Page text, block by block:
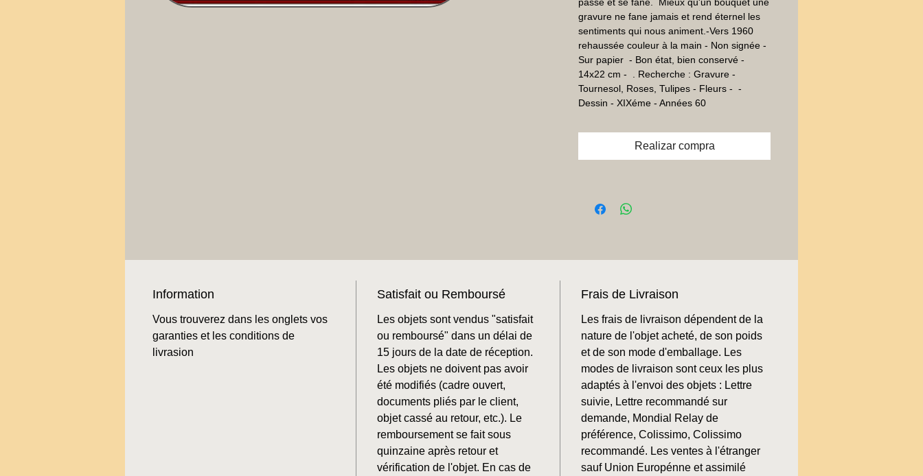
gravure ne fane jamais et rend éternel les
sentiments qui nous animent.-Vers 1960
rehaussée couleur à la main - Non signée -
Sur papier  - Bon état, bien conservé -
14x22 cm -  . Recherche : Gravure -
Tournesol, Roses, Tulipes - Fleurs -  -
Dessin - XIXéme - Années 60
Realizar compra
Information
Vous trouverez dans les onglets vos
garanties et les conditions de
livrasion
Satisfait ou Remboursé
Les objets sont vendus "satisfait
ou remboursé" dans un délai de
15 jours de la date de réception.
Les objets ne doivent pas avoir
été modifiés (cadre ouvert,
documents pliés par le client,
objet cassé au retour, etc.). Le
remboursement se fait sous
quinzaine après retour et
vérification de l'objet. En cas de
Frais de Livraison
Les frais de livraison dépendent de la
nature de l'objet acheté, de son poids
et de son mode d'emballage. Les
modes de livraison sont ceux les plus
adaptés à l'envoi des objets : Lettre
suivie, Lettre recommandé sur
demande, Mondial Relay de
préférence, Colissimo, Colissimo
recommandé. Les ventes à l'étranger
sauf Union Europénne et assimilé